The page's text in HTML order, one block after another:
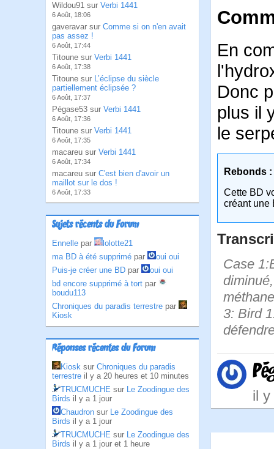
Wildou91 sur Verbi 1441
6 Août, 18:06
gaveravar sur Comme si on n'en avait
pas assez !
6 Août, 17:44
Titoune sur Verbi 1441
6 Août, 17:38
Titoune sur L’éclipse du siècle
partiellement éclipsée ?
6 Août, 17:37
Pégase53 sur Verbi 1441
6 Août, 17:36
Titoune sur Verbi 1441
6 Août, 17:35
macareu sur Verbi 1441
6 Août, 17:34
macareu sur C'est bien d'avoir un
maillot sur le dos !
6 Août, 17:33
Sujets récents du Forum
Ennelle par
lolotte21
ma BD à été supprimé par
oui oui
Puis-je créer une BD par
oui oui
bd encore supprimé à tort par
boudu113
Chroniques du paradis terrestre par
Kiosk
Réponses récentes du Forum
Kiosk sur Chroniques du paradis
terrestre il y a 20 heures et 10 minutes
TRUCMUCHE sur Le Zoodingue des
Birds il y a 1 jour
Chaudron sur Le Zoodingue des
Birds il y a 1 jour
TRUCMUCHE sur Le Zoodingue des
Birds il y a 1 jour et 1 heure
En
Donc
plus il
le
Rebonds :
Cette BD
créant une
Case
3: Bird
il